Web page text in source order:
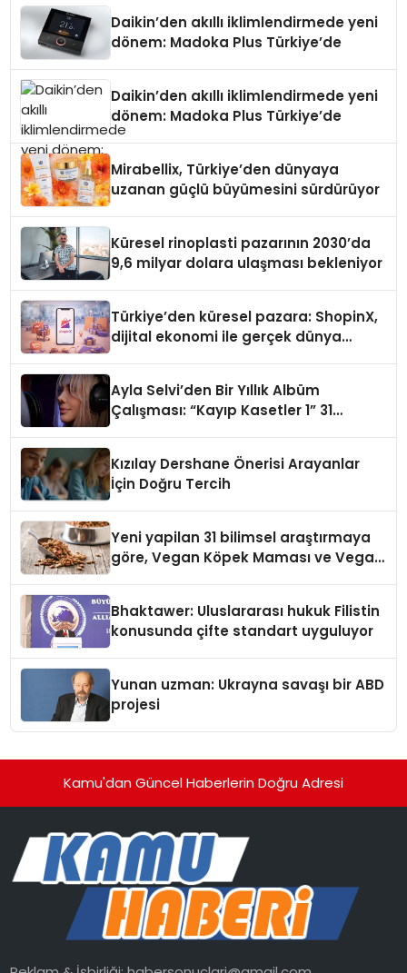
Daikin’den akıllı iklimlendirmede yeni
dönem: Madoka Plus Türkiye’de
Daikin’den akıllı iklimlendirmede yeni
dönem: Madoka Plus Türkiye’de
Mirabellix, Türkiye’den dünyaya
uzanan güçlü büyümesini sürdürüyor
Küresel rinoplasti pazarının 2030’da
9,6 milyar dolara ulaşması bekleniyor
Türkiye’den küresel pazara: ShopinX,
dijital ekonomi ile gerçek dünya
Ayla Selvi’den Bir Yıllık Albüm
Çalışması: “Kayıp Kasetler 1” 31
Kızılay Dershane Önerisi Arayanlar
İçin Doğru Tercih
Yeni yapilan 31 bilimsel araştırmaya
göre, Vegan Köpek Maması ve Vegan
Bhaktawer: Uluslararası hukuk Filistin
konusunda çifte standart uyguluyor
Yunan uzman: Ukrayna savaşı bir ABD
projesi
Kamu'dan Güncel Haberlerin Doğru Adresi